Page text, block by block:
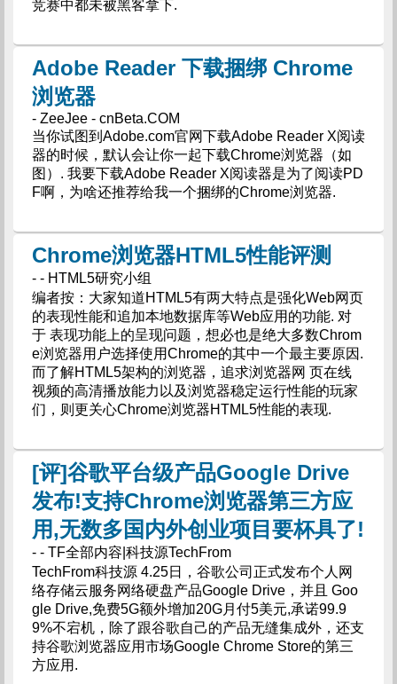
竞赛中都未被黑客拿下.
Adobe Reader 下载捆绑 Chrome
浏览器
- ZeeJee - cnBeta.COM
当你试图到Adobe.com官网下载Adobe Reader X阅读
器的时候，默认会让你一起下载Chrome浏览器（如
图）. 我要下载Adobe Reader X阅读器是为了阅读PD
F啊，为啥还推荐给我一个捆绑的Chrome浏览器.
Chrome浏览器HTML5性能评测
- - HTML5研究小组
编者按：大家知道HTML5有两大特点是强化Web网页
的表现性能和追加本地数据库等Web应用的功能. 对
于 表现功能上的呈现问题，想必也是绝大多数Chrom
e浏览器用户选择使用Chrome的其中一个最主要原因.
而了解HTML5架构的浏览器，追求浏览器网 页在线
视频的高清播放能力以及浏览器稳定运行性能的玩家
们，则更关心Chrome浏览器HTML5性能的表现.
[评]谷歌平台级产品Google Drive
发布!支持Chrome浏览器第三方应
用,无数多国内外创业项目要杯具了!
- - TF全部内容|科技源TechFrom
TechFrom科技源 4.25日，谷歌公司正式发布个人网
络存储云服务网络硬盘产品Google Drive，并且 Goo
gle Drive,免费5G额外增加20G月付5美元,承诺99.9
9%不宕机，除了跟谷歌自己的产品无缝集成外，还支
持谷歌浏览器应用市场Google Chrome Store的第三
方应用.